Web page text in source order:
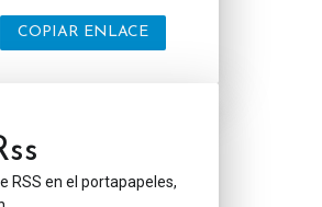
COPIAR ENLACE
RSS en el portapapeles,